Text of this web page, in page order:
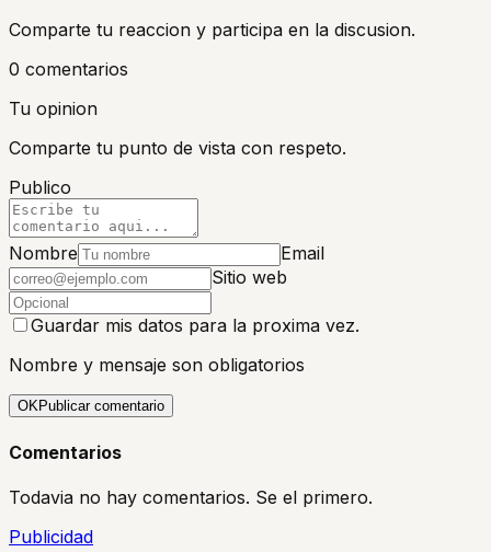
Comparte tu reaccion y participa en la discusion.
0 comentarios
Tu opinion
Comparte tu punto de vista con respeto.
Publico
Nombre
Email
Sitio web
Guardar mis datos para la proxima vez.
Nombre y mensaje son obligatorios
OKPublicar comentario
Comentarios
Todavia no hay comentarios. Se el primero.
Publicidad